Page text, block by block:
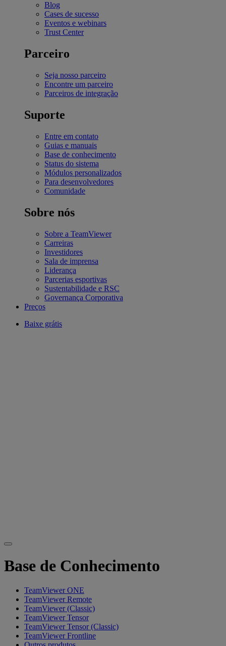
Blog
Cases de sucesso
Eventos e webinars
Trust Center
Parceiro
Seja nosso parceiro
Encontre um parceiro
Parceiros de integração
Suporte
Entre em contato
Guias e manuais
Base de conhecimento
Status do sistema
Módulos personalizados
Para desenvolvedores
Comunidade
Sobre nós
Sobre a TeamViewer
Carreiras
Investidores
Sala de imprensa
Liderança
Parcerias esportivas
Sustentabilidade e RSC
Governança Corporativa
Preços
Baixe grátis
Base de Conhecimento
TeamViewer ONE
TeamViewer Remote
TeamViewer (Classic)
TeamViewer Tensor
TeamViewer Tensor (Classic)
TeamViewer Frontline